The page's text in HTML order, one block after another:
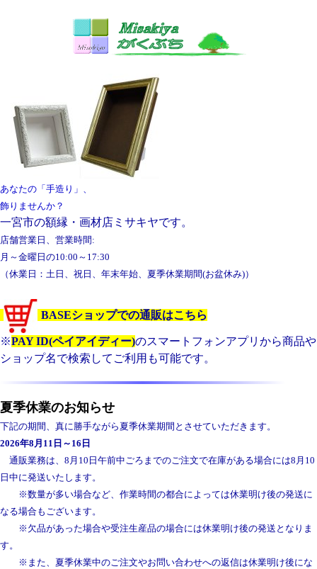
あなたの「手造り」、
飾りませんか？
一宮市の額縁・画材店ミサキヤです。
店舗営業日、営業時間:
月～金曜日の10:00～17:30
（休業日：土日、祝日、年末年始、夏季休業期間(お盆休み)）
BASEショップでの通販はこちら
※PAY ID(ペイアイディー)のスマートフォンアプリから商品や
ショップ名で検索してご利用も可能です。
夏季休業のお知らせ
下記の期間、真に勝手ながら夏季休業期間とさせていただきます。
2026年8月11日～16日
通販業務は、8月10日午前中ごろまでのご注文で在庫がある場合には8月10
日中に発送いたします。
※数量が多い場合など、作業時間の都合によっては休業明け後の発送に
なる場合もございます。
※欠品があった場合や受注生産品の場合には休業明け後の発送となりま
す。
※また、夏季休業中のご注文やお問い合わせへの返信は休業明け後にな